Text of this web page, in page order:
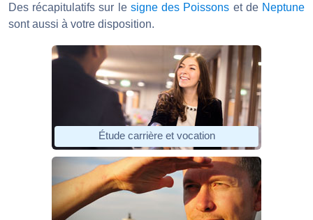
Des récapitulatifs sur le signe des Poissons et de Neptune
sont aussi à votre disposition.
Étude carrière et vocation